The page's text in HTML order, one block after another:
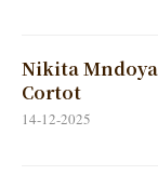
Nikita
Cortot
14-12-2025